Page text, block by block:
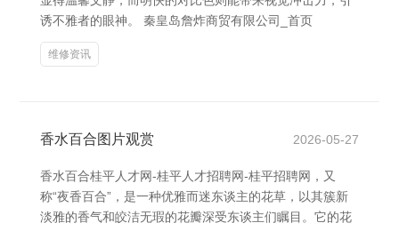
诱不雅者的眼神。 秦皇岛詹炸商贸有限公司_首页
维修资讯
香水百合图片观赏 2026-05-27
香水百合桂平人才网-桂平人才招聘网-桂平招聘网，又
称“夜香百合”，是一种优雅而迷东谈主的花草，以其簇新
淡雅的香气和皎洁无瑕的花瓣深受东谈主们瞩目。它的花